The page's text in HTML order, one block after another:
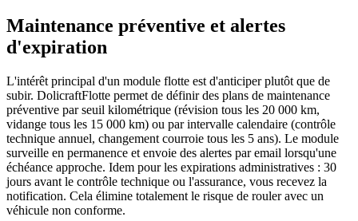
Maintenance préventive et alertes
d'expiration
L'intérêt principal d'un module flotte est d'anticiper plutôt que de
subir. DolicraftFlotte permet de définir des plans de maintenance
préventive par seuil kilométrique (révision tous les 20 000 km,
vidange tous les 15 000 km) ou par intervalle calendaire (contrôle
technique annuel, changement courroie tous les 5 ans). Le module
surveille en permanence et envoie des alertes par email lorsqu'une
échéance approche. Idem pour les expirations administratives : 30
jours avant le contrôle technique ou l'assurance, vous recevez la
notification. Cela élimine totalement le risque de rouler avec un
véhicule non conforme.